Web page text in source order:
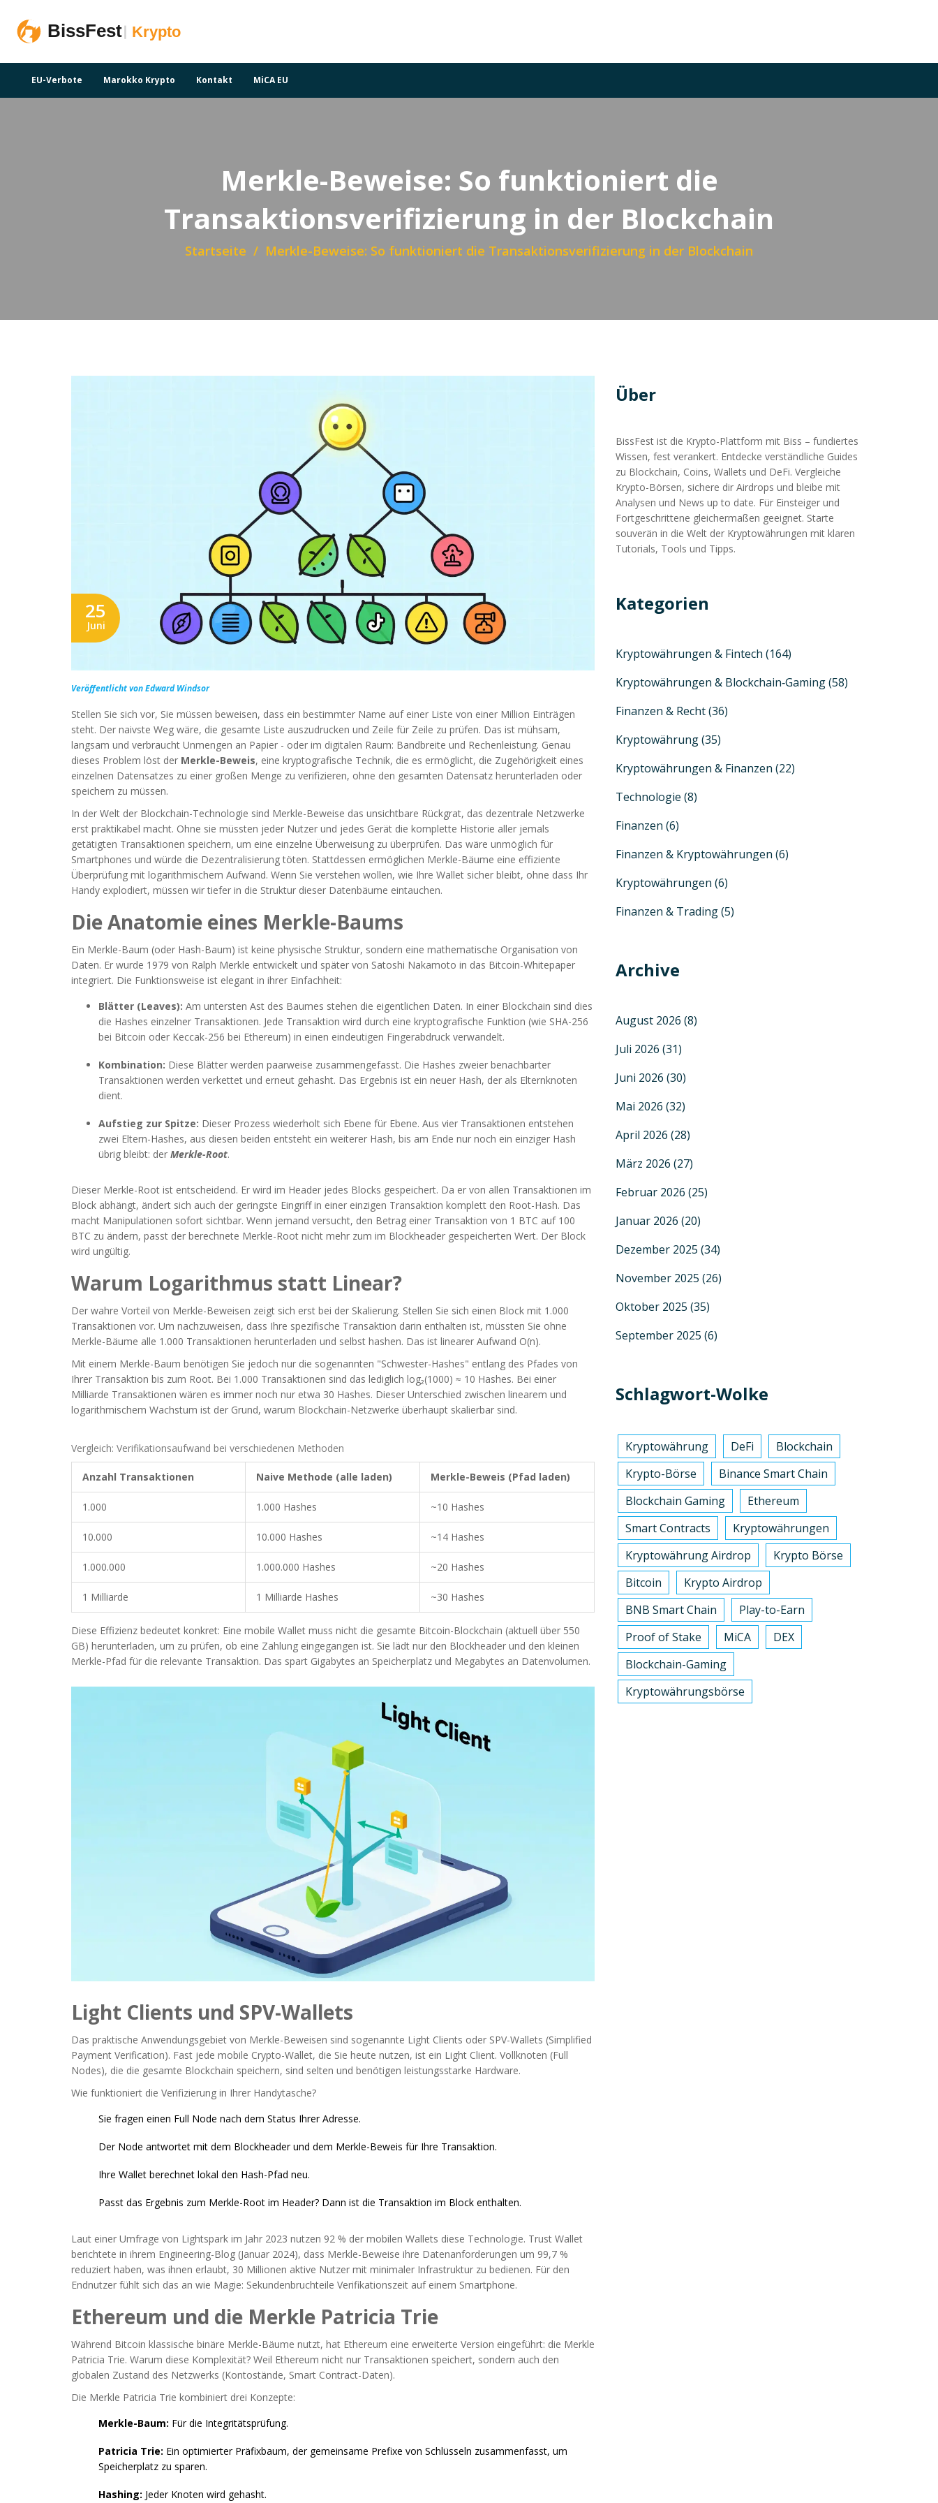
EU-Verbote Marokko Krypto Kontakt MiCA EU
Merkle-Beweise: So funktioniert die
Transaktionsverifizierung in der Blockchain
Startseite Merkle-Beweise: So funktioniert die Transaktionsverifizierung in der Blockchain
25
Juni
Veröffentlicht von Edward Windsor
Stellen Sie sich vor, Sie müssen beweisen, dass ein bestimmter Name auf einer Liste von einer Million Einträgen
steht. Der naivste Weg wäre, die gesamte Liste auszudrucken und Zeile für Zeile zu prüfen. Das ist mühsam,
langsam und verbraucht Unmengen an Papier - oder im digitalen Raum: Bandbreite und Rechenleistung. Genau
dieses Problem löst der Merkle-Beweis, eine kryptografische Technik, die es ermöglicht, die Zugehörigkeit eines
einzelnen Datensatzes zu einer großen Menge zu verifizieren, ohne den gesamten Datensatz herunterladen oder
speichern zu müssen.
In der Welt der Blockchain-Technologie sind Merkle-Beweise das unsichtbare Rückgrat, das dezentrale Netzwerke
erst praktikabel macht. Ohne sie müssten jeder Nutzer und jedes Gerät die komplette Historie aller jemals
getätigten Transaktionen speichern, um eine einzelne Überweisung zu überprüfen. Das wäre unmöglich für
Smartphones und würde die Dezentralisierung töten. Stattdessen ermöglichen Merkle-Bäume eine effiziente
Überprüfung mit logarithmischem Aufwand. Wenn Sie verstehen wollen, wie Ihre Wallet sicher bleibt, ohne dass Ihr
Handy explodiert, müssen wir tiefer in die Struktur dieser Datenbäume eintauchen.
Die Anatomie eines Merkle-Baums
Ein Merkle-Baum (oder Hash-Baum) ist keine physische Struktur, sondern eine mathematische Organisation von
Daten. Er wurde 1979 von Ralph Merkle entwickelt und später von Satoshi Nakamoto in das Bitcoin-Whitepaper
integriert. Die Funktionsweise ist elegant in ihrer Einfachheit:
Blätter (Leaves): Am untersten Ast des Baumes stehen die eigentlichen Daten. In einer Blockchain sind dies
die Hashes einzelner Transaktionen. Jede Transaktion wird durch eine kryptografische Funktion (wie SHA-256
bei Bitcoin oder Keccak-256 bei Ethereum) in einen eindeutigen Fingerabdruck verwandelt.
Kombination: Diese Blätter werden paarweise zusammengefasst. Die Hashes zweier benachbarter
Transaktionen werden verkettet und erneut gehasht. Das Ergebnis ist ein neuer Hash, der als Elternknoten
dient.
Aufstieg zur Spitze: Dieser Prozess wiederholt sich Ebene für Ebene. Aus vier Transaktionen entstehen
zwei Eltern-Hashes, aus diesen beiden entsteht ein weiterer Hash, bis am Ende nur noch ein einziger Hash
übrig bleibt: der Merkle-Root.
Dieser Merkle-Root ist entscheidend. Er wird im Header jedes Blocks gespeichert. Da er von allen Transaktionen im
Block abhängt, ändert sich auch der geringste Eingriff in einer einzigen Transaktion komplett den Root-Hash. Das
macht Manipulationen sofort sichtbar. Wenn jemand versucht, den Betrag einer Transaktion von 1 BTC auf 100
BTC zu ändern, passt der berechnete Merkle-Root nicht mehr zum im Blockheader gespeicherten Wert. Der Block
wird ungültig.
Warum Logarithmus statt Linear?
Der wahre Vorteil von Merkle-Beweisen zeigt sich erst bei der Skalierung. Stellen Sie sich einen Block mit 1.000
Transaktionen vor. Um nachzuweisen, dass Ihre spezifische Transaktion darin enthalten ist, müssten Sie ohne
Merkle-Bäume alle 1.000 Transaktionen herunterladen und selbst hashen. Das ist linearer Aufwand O(n).
Mit einem Merkle-Baum benötigen Sie jedoch nur die sogenannten "Schwester-Hashes" entlang des Pfades von
Ihrer Transaktion bis zum Root. Bei 1.000 Transaktionen sind das lediglich log₂(1000) ≈ 10 Hashes. Bei einer
Milliarde Transaktionen wären es immer noch nur etwa 30 Hashes. Dieser Unterschied zwischen linearem und
logarithmischem Wachstum ist der Grund, warum Blockchain-Netzwerke überhaupt skalierbar sind.
Vergleich: Verifikationsaufwand bei verschiedenen Methoden
Anzahl Transaktionen Naive Methode (alle laden) Merkle-Beweis (Pfad laden)
1.000 1.000 Hashes ~10 Hashes
10.000 10.000 Hashes ~14 Hashes
1.000.000 1.000.000 Hashes ~20 Hashes
1 Milliarde 1 Milliarde Hashes ~30 Hashes
Diese Effizienz bedeutet konkret: Eine mobile Wallet muss nicht die gesamte Bitcoin-Blockchain (aktuell über 550
GB) herunterladen, um zu prüfen, ob eine Zahlung eingegangen ist. Sie lädt nur den Blockheader und den kleinen
Merkle-Pfad für die relevante Transaktion. Das spart Gigabytes an Speicherplatz und Megabytes an Datenvolumen.
Light Clients und SPV-Wallets
Das praktische Anwendungsgebiet von Merkle-Beweisen sind sogenannte Light Clients oder SPV-Wallets (Simplified
Payment Verification). Fast jede mobile Crypto-Wallet, die Sie heute nutzen, ist ein Light Client. Vollknoten (Full
Nodes), die die gesamte Blockchain speichern, sind selten und benötigen leistungsstarke Hardware.
Wie funktioniert die Verifizierung in Ihrer Handytasche?
Sie fragen einen Full Node nach dem Status Ihrer Adresse.
Der Node antwortet mit dem Blockheader und dem Merkle-Beweis für Ihre Transaktion.
Ihre Wallet berechnet lokal den Hash-Pfad neu.
Passt das Ergebnis zum Merkle-Root im Header? Dann ist die Transaktion im Block enthalten.
Laut einer Umfrage von Lightspark im Jahr 2023 nutzen 92 % der mobilen Wallets diese Technologie. Trust Wallet
berichtete in ihrem Engineering-Blog (Januar 2024), dass Merkle-Beweise ihre Datenanforderungen um 99,7 %
reduziert haben, was ihnen erlaubt, 30 Millionen aktive Nutzer mit minimaler Infrastruktur zu bedienen. Für den
Endnutzer fühlt sich das an wie Magie: Sekundenbruchteile Verifikationszeit auf einem Smartphone.
Ethereum und die Merkle Patricia Trie
Während Bitcoin klassische binäre Merkle-Bäume nutzt, hat Ethereum eine erweiterte Version eingeführt: die Merkle
Patricia Trie. Warum diese Komplexität? Weil Ethereum nicht nur Transaktionen speichert, sondern auch den
globalen Zustand des Netzwerks (Kontostände, Smart Contract-Daten).
Die Merkle Patricia Trie kombiniert drei Konzepte:
Merkle-Baum: Für die Integritätsprüfung.
Patricia Trie: Ein optimierter Präfixbaum, der gemeinsame Prefixe von Schlüsseln zusammenfasst, um
Speicherplatz zu sparen.
Hashing: Jeder Knoten wird gehasht.
Über
BissFest ist die Krypto-Plattform mit Biss – fundiertes
Wissen, fest verankert. Entdecke verständliche Guides
zu Blockchain, Coins, Wallets und DeFi. Vergleiche
Krypto-Börsen, sichere dir Airdrops und bleibe mit
Analysen und News up to date. Für Einsteiger und
Fortgeschrittene gleichermaßen geeignet. Starte
souverän in die Welt der Kryptowährungen mit klaren
Tutorials, Tools und Tipps.
Kategorien
Kryptowährungen & Fintech (164)
Kryptowährungen & Blockchain‑Gaming(58)
Finanzen & Recht(36)
Kryptowährung(35)
Kryptowährungen & Finanzen (22)
Technologie (8)
Finanzen (6)
Finanzen & Kryptowährungen (6)
Kryptowährungen (6)
Finanzen & Trading(5)
Archive
August 2026 (8)
Juli 2026 (31)
Juni 2026 (30)
Mai 2026 (32)
April 2026 (28)
März 2026 (27)
Februar 2026 (25)
Januar 2026 (20)
Dezember 2025 (34)
November 2025 (26)
Oktober 2025 (35)
September 2025 (6)
Schlagwort-Wolke
Kryptowährung DeFi
Blockchain
Krypto-Börse
Binance Smart Chain
Blockchain Gaming
Ethereum
Smart Contracts
Kryptowährungen
Kryptowährung Airdrop
Krypto Börse
Bitcoin
Krypto Airdrop
BNB Smart Chain
Play-to-Earn
Proof of Stake
MiCA
DEX
Blockchain-Gaming
Kryptowährungsbörse